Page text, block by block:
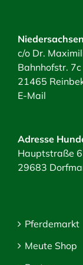
c/o Dr.
Bahnhofstr. 7c
21465
E-Mail
Adresse
Hauptstraße
29683
Pferdemarkt
Meute Shop